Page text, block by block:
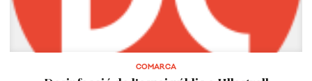
COMARCA